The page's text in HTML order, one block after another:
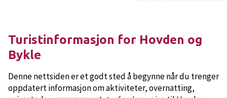
Turistinformasjon for Hovden og
Bykle
Denne nettsiden er et godt sted å begynne når du trenger
oppdatert informasjon om aktiviteter, overnatting,